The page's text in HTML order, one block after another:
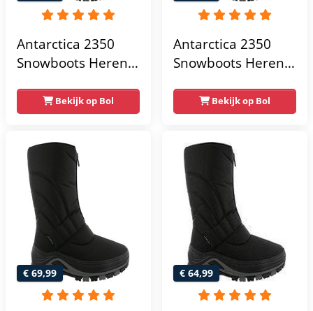
Antarctica 2350
Snowboots Heren -
Bekijk op Bol
Antarctica 2350
Snowboots Heren -
Bekijk op Bol
€ 69,99 € 64,99